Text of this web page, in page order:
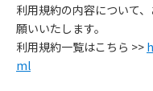
利用規約の内容について
願いいたします。
利用規約一覧はこちら >>
ml